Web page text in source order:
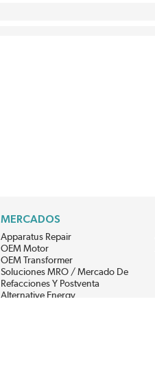
MERCADOS
Apparatus Repair
OEM Motor
OEM Transformer
Soluciones MRO / Mercado De
Refacciones Y Postventa
Alternative Energy